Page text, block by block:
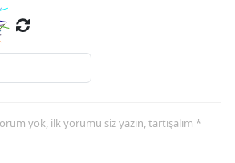
yok, ilk yorumu siz yazın, tartışalım *